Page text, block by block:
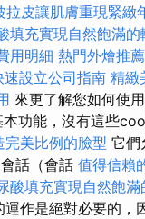
拉皮讓肌膚重現緊緻
填充實現自然飽滿的
用明細 熱門外燴推
速設立公司指南 精緻
來更了解您如何使
功能，沒有這些
美比例的臉型 它們
話（會話 值得信賴
酸填充實現自然飽滿
作是絕對必要的，